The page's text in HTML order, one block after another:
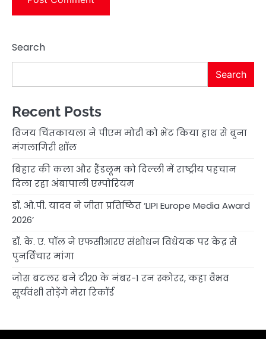
Search
Search
Recent Posts
विजय चिंतकायला ने पीएम मोदी को भेंट किया हाथ से बुना
मंगलागिरी शॉल
बिहार की कला और हैंडलूम को दिल्ली में राष्ट्रीय पहचान
दिला रहा अंबापाली एम्पोरियम
डॉ. ओ.पी. यादव ने जीता प्रतिष्ठित ‘LIPI Europe Media Award
2026’
डॉ. के. ए. पॉल ने एफसीआरए संशोधन विधेयक पर केंद्र से
पुनर्विचार मांगा
जोस बटलर बने टी20 के नंबर-1 रन स्कोरर, कहा वैभव
सूर्यवंशी तोड़ेंगे मेरा रिकॉर्ड